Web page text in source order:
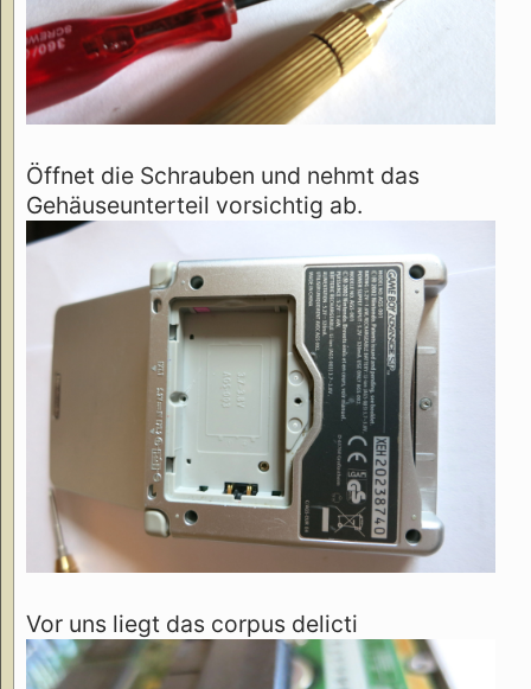
Öffnet die Schrauben und nehmt das
Gehäuseunterteil vorsichtig ab.
Vor uns liegt das corpus delicti